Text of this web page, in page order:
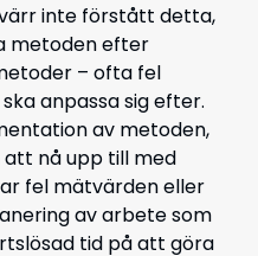
inte förstått detta,
metoden efter
– ofta fel
anpassa sig efter.
av metoden,
nå upp till med
fel mätvärden eller
av arbete som
tid på att göra